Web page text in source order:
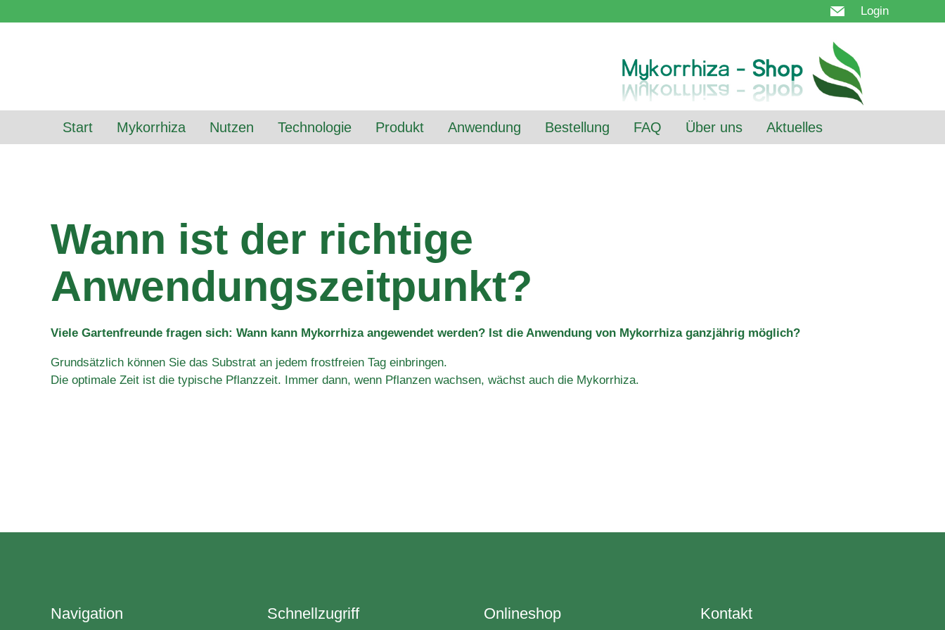
Login
Start Mykorrhiza Nutzen Technologie Produkt Anwendung Bestellung FAQ Über uns Aktuelles
Wann ist der richtige
Anwendungszeitpunkt?
Viele Gartenfreunde fragen sich: Wann kann Mykorrhiza angewendet werden? Ist die Anwendung von Mykorrhiza ganzjährig möglich?
Grundsätzlich können Sie das Substrat an jedem frostfreien Tag einbringen.
Die optimale Zeit ist die typische Pflanzzeit. Immer dann, wenn Pflanzen wachsen, wächst auch die Mykorrhiza.
Navigation Schnellzugriff Onlineshop Kontakt